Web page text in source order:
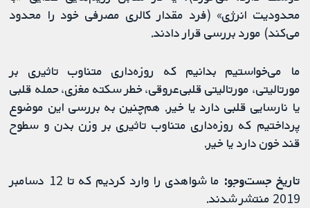
محدودیت انرژی» (فرد مقدار کالری مصرفی خود را محدود
می‌کند) مورد بررسی قرار دادند.
ما می‌خواستیم بدانیم که روزه‌داری متناوب تاثیری بر
مورتالیتی، مورتالیتی قلبی‌عروقی، خطر سکته مغزی، حمله قلبی
یا نارسایی قلبی دارد یا خیر. هم‌چنین به بررسی این موضوع
پرداختیم که روزه‌داری متناوب تاثیری بر وزن بدن و سطوح
قند خون دارد یا خیر.
تاریخ جست‌وجو:
ما شواهدی را وارد کردیم که تا 12 دسامبر
2019 منتشر شدند.